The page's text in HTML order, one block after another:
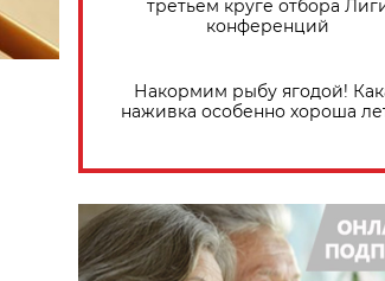
третьем круге отбора
конференций
Накормим рыбу ягодой!
наживка особенно хороша